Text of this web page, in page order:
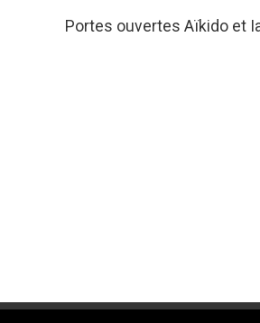
Portes ouvertes Aïkido et